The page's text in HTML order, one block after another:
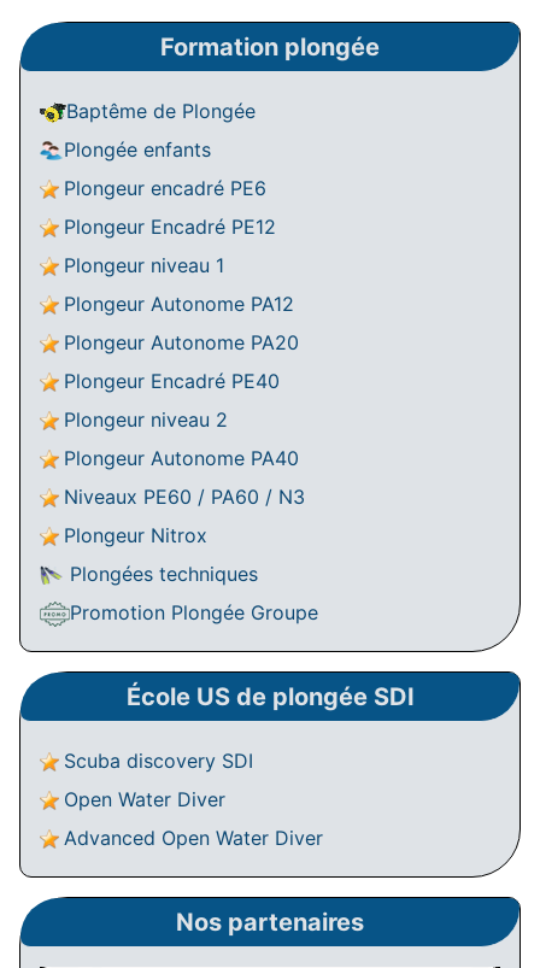
Formation plongée
Baptême de Plongée
Plongée enfants
Plongeur encadré PE6
Plongeur Encadré PE12
Plongeur niveau 1
Plongeur Autonome PA12
Plongeur Autonome PA20
Plongeur Encadré PE40
Plongeur niveau 2
Plongeur Autonome PA40
Niveaux PE60 / PA60 / N3
Plongeur Nitrox
Plongées techniques
Promotion Plongée Groupe
École US de plongée SDI
Scuba discovery SDI
Open Water Diver
Advanced Open Water Diver
Nos partenaires